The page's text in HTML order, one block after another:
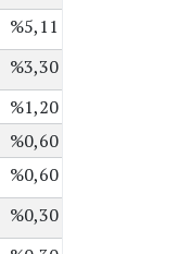
%5,11
%3,30
%1,20
%0,60
%0,60
%0,30